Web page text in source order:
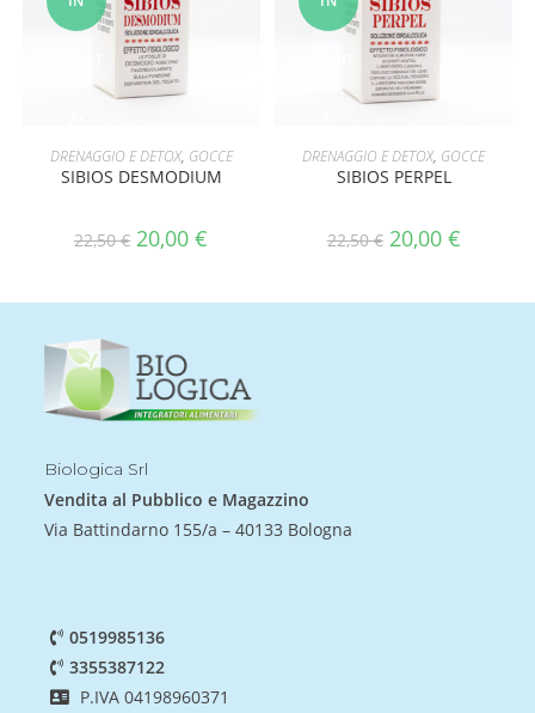
AGGIUNGI AL CARRELLO
DRENAGGIO E DETOX, GOCCE
SIBIOS DESMODIUM
22,50€ 20,00€
AGGIUNGI AL CARRELLO
DRENAGGIO E DETOX, GOCCE
SIBIOS PERPEL
22,50€ 20,00 €
Biologica Srl
Vendita al Pubblico e Magazzino
Via Battindarno 155/a – 40133 Bologna
0519985136
3355387122
P.IVA 04198960371